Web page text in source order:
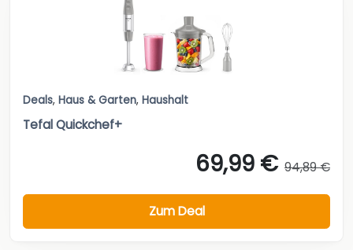
Deals, Haus & Garten, Haushalt
Tefal Quickchef+
69,99 € 94,89 €
Zum Deal